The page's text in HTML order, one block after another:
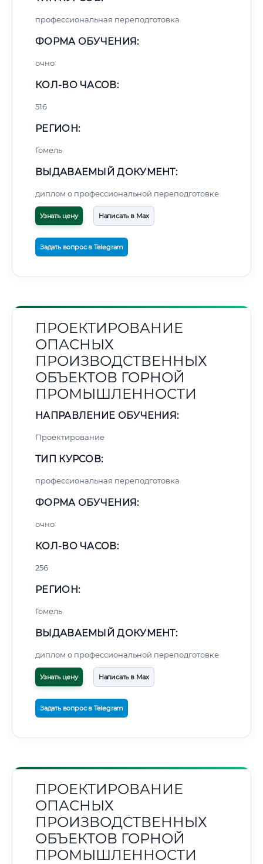
профессиональная переподготовка
ФОРМА ОБУЧЕНИЯ:
очно
КОЛ-ВО ЧАСОВ:
516
РЕГИОН:
Гомель
ВЫДАВАЕМЫЙ ДОКУМЕНТ:
диплом о профессиональной переподготовке
Узнать цену Написать в Max
Задать вопрос в Telegram
ПРОЕКТИРОВАНИЕ
ОПАСНЫХ
ПРОИЗВОДСТВЕННЫХ
ОБЪЕКТОВ ГОРНОЙ
ПРОМЫШЛЕННОСТИ
НАПРАВЛЕНИЕ ОБУЧЕНИЯ:
Проектирование
ТИП КУРСОВ:
профессиональная переподготовка
ФОРМА ОБУЧЕНИЯ:
очно
КОЛ-ВО ЧАСОВ:
256
РЕГИОН:
Гомель
ВЫДАВАЕМЫЙ ДОКУМЕНТ:
диплом о профессиональной переподготовке
Узнать цену Написать в Max
Задать вопрос в Telegram
ПРОЕКТИРОВАНИЕ
ОПАСНЫХ
ПРОИЗВОДСТВЕННЫХ
ОБЪЕКТОВ ГОРНОЙ
ПРОМЫШЛЕННОСТИ